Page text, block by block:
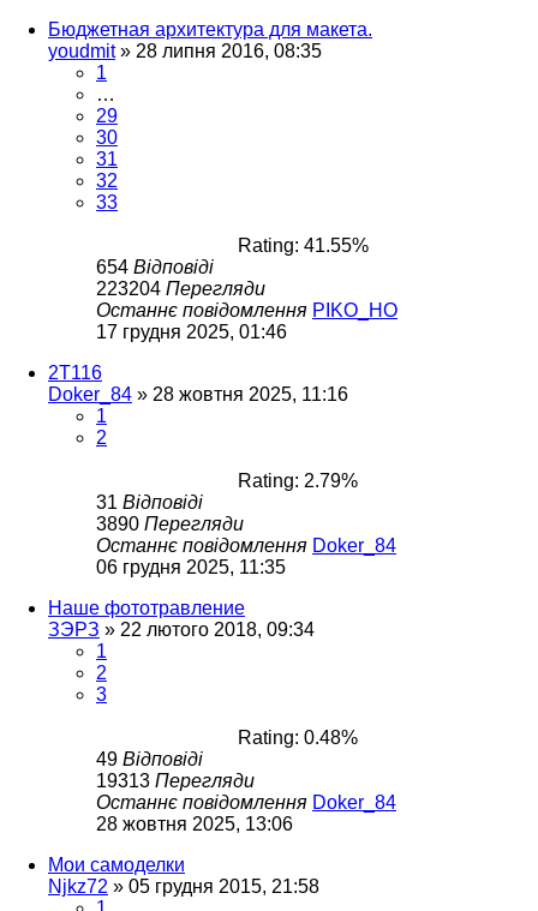
Бюджетная архитектура для макета.
youdmit» 28 липня 2016, 08:35
1
…
29
30
31
32
33
Rating: 41.55%
654 Відповіді
223204 Перегляди
Останнє повідомлення PIKO_HO
17 грудня 2025, 01:46
2T116
Doker_84 » 28 жовтня 2025, 11:16
1
2
Rating: 2.79%
31 Відповіді
3890 Перегляди
Останнє повідомлення Doker_84
06 грудня 2025, 11:35
Наше фототравление
ЗЭРЗ » 22 лютого 2018, 09:34
1
2
3
Rating: 0.48%
49 Відповіді
19313 Перегляди
Останнє повідомлення Doker_84
28 жовтня 2025, 13:06
Мои самоделки
Njkz72 » 05 грудня 2015, 21:58